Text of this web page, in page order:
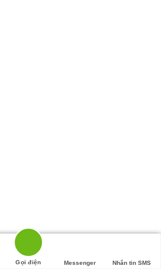
Gọi điện Messenger Nhắn tin SMS